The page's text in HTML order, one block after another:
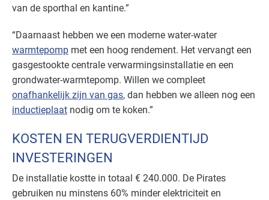
van de sporthal en kantine.”
“Daarnaast hebben we een moderne water-water
warmtepomp met een hoog rendement. Het vervangt een
gasgestookte centrale verwarmingsinstallatie en een
grondwater-warmtepomp. Willen we compleet
onafhankelijk zijn van gas, dan hebben we alleen nog een
inductieplaat nodig om te koken.”
KOSTEN EN TERUGVERDIENTIJD
INVESTERINGEN
De installatie kostte in totaal € 240.000. De Pirates
gebruiken nu minstens 60% minder elektriciteit en